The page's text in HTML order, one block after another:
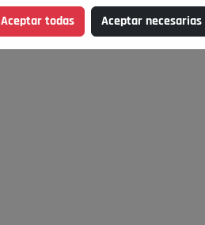
Aceptar todas Aceptar necesarias